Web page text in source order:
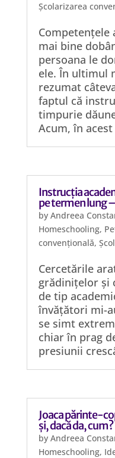
Școlarizarea
Competențele
mai bine
persoana le
ele. În ultimul
rezumat
faptul că
timpurie
Acum, în
Instrucția
pe termen lung
by Andreea
Homeschooling,
convențională,
Cercetările
grădinițelor și
de tip
învățători mi-
se simt
chiar în prag
presiunii
Joaca părinte-
și, dacă da,
by Andreea
Homeschooling,